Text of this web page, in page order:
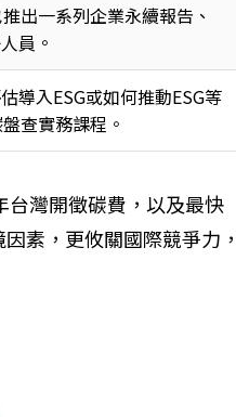
出一系列企業永續報告、
員。
導入ESG或如何推動ESG等
查實務課程。
台灣開徵碳費，以及最快
素，更攸關國際競爭力，